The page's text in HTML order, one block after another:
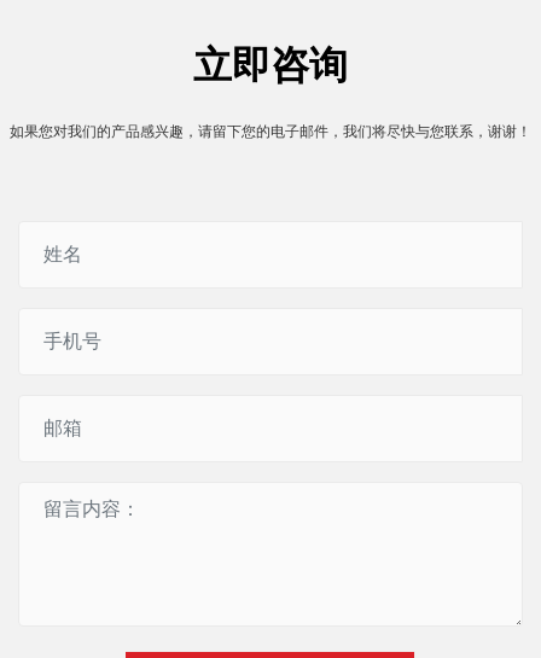
立即咨询
如果您对我们的产品感兴趣，请留下您的电子邮件，我们将尽快与您联系，谢谢！